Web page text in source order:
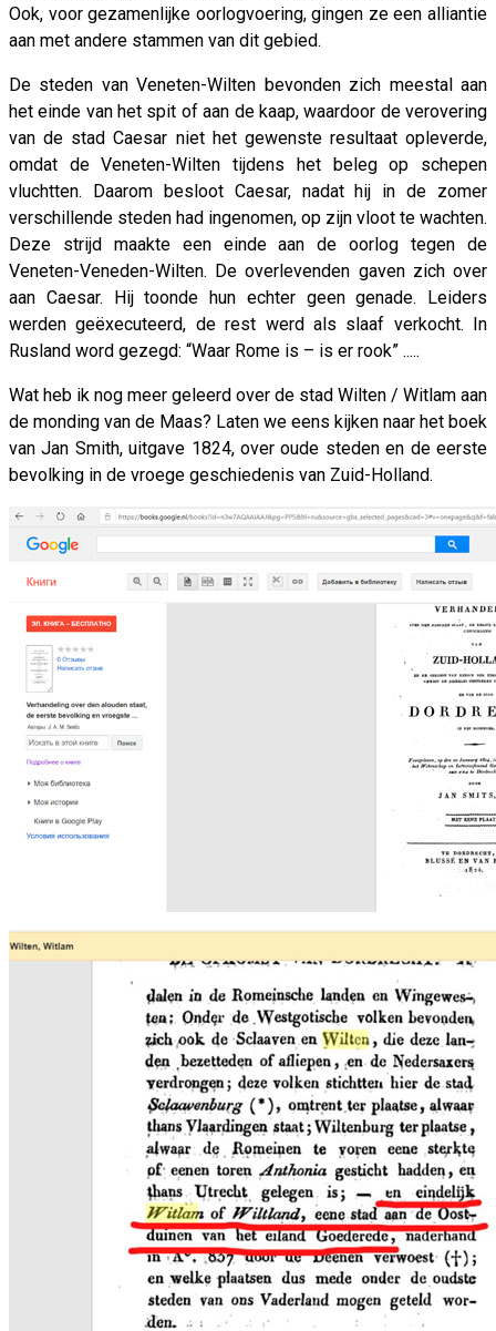
Ook, voor gezamenlijke oorlogvoering, gingen ze een alliantie
aan met andere stammen van dit gebied.
De steden van Veneten-Wilten bevonden zich meestal aan
het einde van het spit of aan de kaap, waardoor de verovering
van de stad Caesar niet het gewenste resultaat opleverde,
omdat de Veneten-Wilten tijdens het beleg op schepen
vluchtten. Daarom besloot Caesar, nadat hij in de zomer
verschillende steden had ingenomen, op zijn vloot te wachten.
Deze strijd maakte een einde aan de oorlog tegen de
Veneten-Veneden-Wilten. De overlevenden gaven zich over
aan Caesar. Hij toonde hun echter geen genade. Leiders
werden geëxecuteerd, de rest werd als slaaf verkocht. In
Rusland word gezegd: “Waar Rome is – is er rook” .....
Wat heb ik nog meer geleerd over de stad Wilten / Witlam aan
de monding van de Maas? Laten we eens kijken naar het boek
van Jan Smith, uitgave 1824, over oude steden en de eerste
bevolking in de vroege geschiedenis van Zuid-Holland.